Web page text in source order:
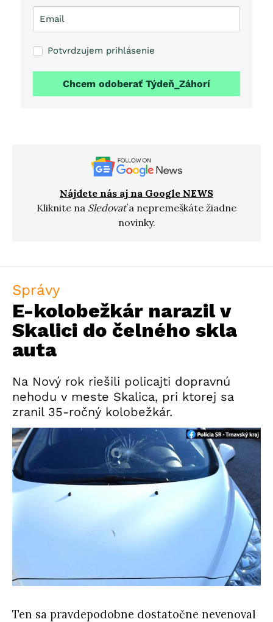
Potvrdzujem prihlásenie
Chcem odoberať Týdeň_Záhorí
Nájdete nás aj na Google NEWS
Kliknite na Sledovaťa nepremeškáte žiadne
novinky.
Správy
E-kolobežkár narazil v
Skalici do čelného skla
auta
Na Nový rok riešili policajti dopravnú
nehodu v meste Skalica, pri ktorej sa
zranil 35-ročný kolobežkár.
Ten sa pravdepodobne dostatočne nevenoval